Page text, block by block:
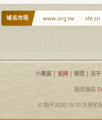
域名市场
fwfw.net www.org.tw vfe.cn
小黑屋| 支持| 规范| 关于
服务器由
© 始于2020.10.10 大佬论